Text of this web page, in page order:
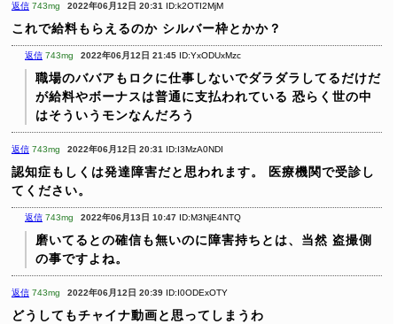
返信 743mg 2022年06月12日 20:31 ID:k2OTI2MjM
これで給料もらえるのか シルバー枠とかか？
返信 743mg 2022年06月12日 21:45 ID:YxODUxMzc
職場のババアもロクに仕事しないでダラダラしてるだけだ
が給料やボーナスは普通に支払われている 恐らく世の中
はそういうモンなんだろう
返信 743mg 2022年06月12日 20:31 ID:I3MzA0NDI
認知症もしくは発達障害だと思われます。
医療機関で受診し
てください。
返信 743mg 2022年06月13日 10:47 ID:M3NjE4NTQ
磨いてるとの確信も無いのに障害持ちとは、当然 盗撮側
の事ですよね。
返信 743mg 2022年06月12日 20:39 ID:I0ODExOTY
どうしてもチャイナ動画と思ってしまうわ